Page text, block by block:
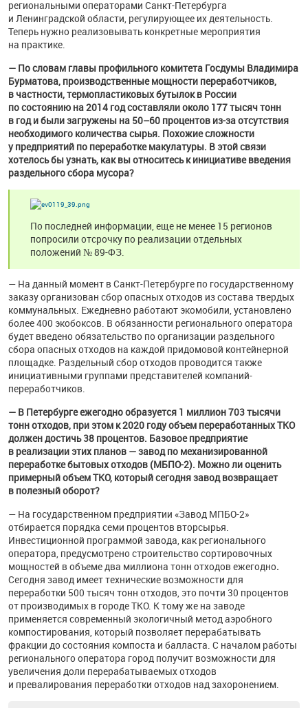
региональными операторами Санкт-Петербурга
и Ленинградской области, регулирующее их деятельность.
Теперь нужно реализовывать конкретные мероприятия
на практике.
— По словам главы профильного комитета Госдумы Владимира
Бурматова, производственные мощности переработчиков,
в частности, термопластиковых бутылок в России
по состоянию на 2014 год составляли около 177 тысяч тонн
в год и были загружены на 50–60 процентов из-за отсутствия
необходимого количества сырья. Похожие сложности
у предприятий по переработке макулатуры. В этой связи
хотелось бы узнать, как вы относитесь к инициативе введения
раздельного сбора мусора?
По последней информации, еще не менее 15 регионов
попросили отсрочку по реализации отдельных
положений №89-ФЗ.
— На данный момент в Санкт-Петербурге по государственному
заказу организован сбор опасных отходов из состава твердых
коммунальных. Ежедневно работают экомобили, установлено
более 400 экобоксов. В обязанности регионального оператора
будет введено обязательство по организации раздельного
сбора опасных отходов на каждой придомовой контейнерной
площадке. Раздельный сбор отходов проводится также
инициативными группами представителей компаний-
переработчиков.
— В Петербурге ежегодно образуется 1 миллион 703 тысячи
тонн отходов, при этом к 2020 году объем переработанных ТКО
должен достичь 38 процентов. Базовое предприятие
в реализации этих планов — завод по механизированной
переработке бытовых отходов (МБПО-2). Можно ли оценить
примерный объем ТКО, который сегодня завод возвращает
в полезный оборот?
— На государственном предприятии «Завод МПБО-2»
отбирается порядка семи процентов вторсырья.
Инвестиционной программой завода, как регионального
оператора, предусмотрено строительство сортировочных
мощностей в объеме два миллиона тонн отходов ежегодно.
Сегодня завод имеет технические возможности для
переработки 500 тысяч тонн отходов, это почти 30 процентов
от производимых в городе ТКО. К тому же на заводе
применяется современный экологичный метод аэробного
компостирования, который позволяет перерабатывать
фракции до состояния компоста и балласта. С началом работы
регионального оператора город получит возможности для
увеличения доли перерабатываемых отходов
и превалирования переработки отходов над захоронением.